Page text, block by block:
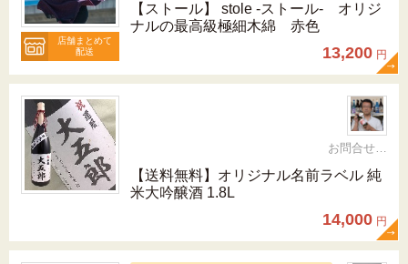
店舗まとめて
配送
【ストール】 stole -ストール- オリジ
ナルの最高級極細木綿 赤色
13,200 円
お問合せ 092-321-1597
【送料無料】オリジナル名前ラベル 純
米大吟醸酒 1.8L
14,000 円